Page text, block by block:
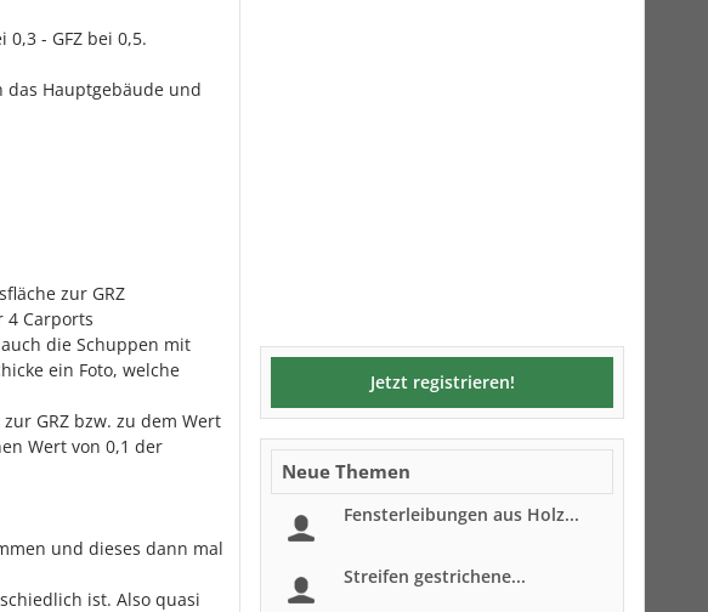
- GFZ bei 0,5.
das Hauptgebäude und
zur GRZ
Carports
die Schuppen mit
ein Foto, welche
GRZ bzw. zu dem Wert
Wert von 0,1 der
und dieses dann mal
ist. Also quasi
Jetzt registrieren!
Neue Themen
Fensterleibungen aus Holz...
Streifen gestrichene...